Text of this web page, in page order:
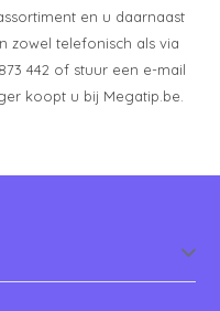
en u daarnaast
zowel telefonisch als via
442 of stuur een e-mail
koopt u bij Megatip.be.